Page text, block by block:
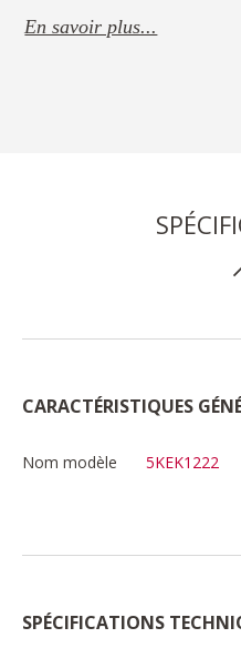
En savoir plus...
CARACTÉRISTIQUES
Nom modèle 5KEK1222
SPÉCIFICATIONS